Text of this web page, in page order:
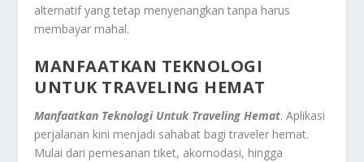
alternatif yang tetap menyenangkan tanpa harus
membayar mahal.
MANFAATKAN TEKNOLOGI
UNTUK TRAVELING HEMAT
Manfaatkan Teknologi Untuk Traveling Hemat. Aplikasi
perjalanan kini menjadi sahabat bagi traveler hemat.
Mulai dari pemesanan tiket, akomodasi, hingga